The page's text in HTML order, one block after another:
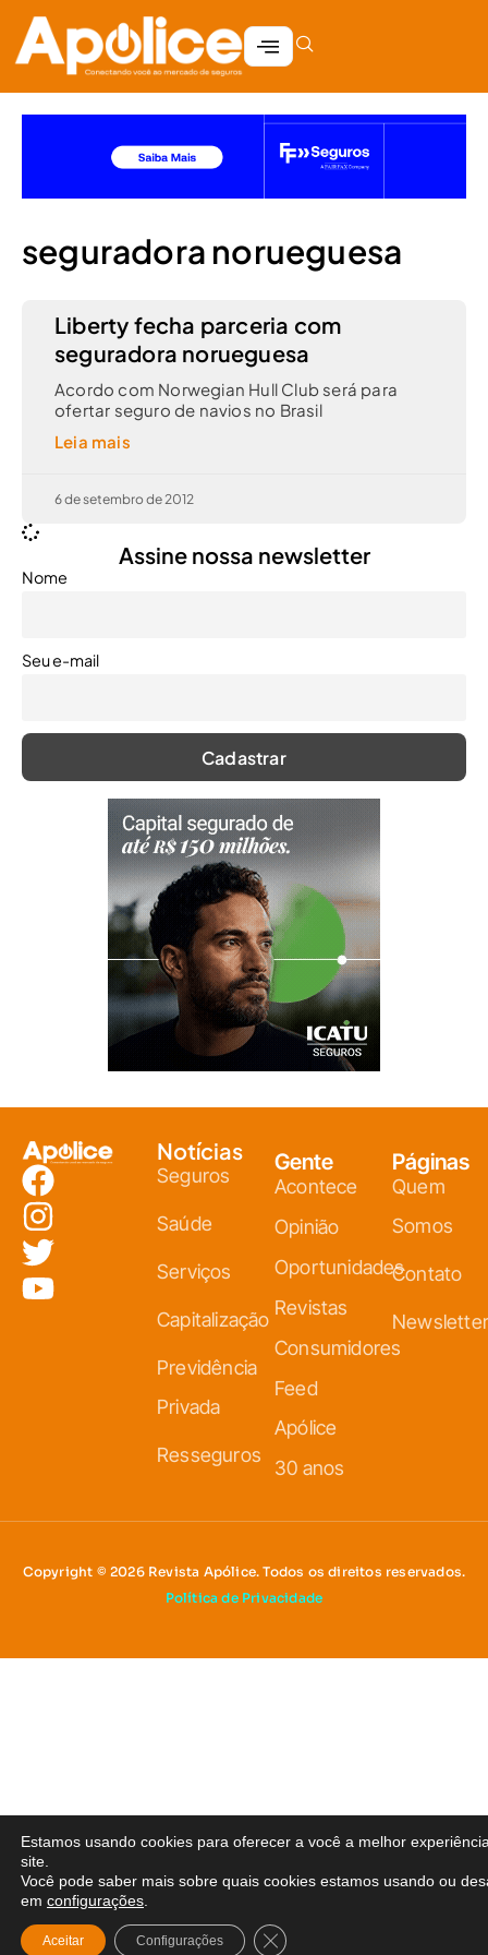
seguradora norueguesa
Liberty fecha parceria com
seguradora norueguesa
Acordo com Norwegian Hull Club será para
ofertar seguro de navios no Brasil
Leia mais
6 de setembro de 2012
Assine nossa newsletter
Nome
Seu e-mail
Notícias
Seguros
Saúde
Serviços
Capitalização
Previdência
Privada
Resseguros
Gente
Acontece
Opinião
Oportunidades
Revistas
Consumidores
Feed
Apólice
30 anos
Páginas
Quem
Somos
Contato
Newsletter
Copyright © 2026 Revista Apólice. Todos os direitos reservados.
Política de Privacidade
Estamos usando cookies para oferecer a você a melhor
site.
Você pode saber mais sobre quais cookies estamos usando ou
em configurações
Aceitar Configurações Close GDPR Cookie Banner